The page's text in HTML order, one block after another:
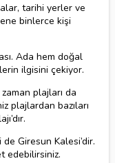
tarihi yerler ve
binlerce kişi
Ada hem doğal
ilgisini çekiyor.
plajları da
plajlardan bazıları
Giresun Kalesi’dir.
edebilirsiniz.